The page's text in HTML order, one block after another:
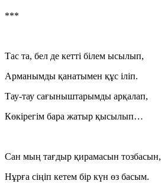
***
Тас та, бел де кетті білем ысылып,
Арманымды қанатымен құс іліп.
Тау-тау сағыныштарымды арқалап,
Көкірегім бара жатыр қысылып…
Сан мың тағдыр қирамасын тозбасын,
Нұрға сіңіп кетем бір күн өз басым.